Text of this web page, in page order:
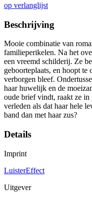
op verlanglijst
Beschrijving
Mooie combinatie van
familieperikelen. Na het
een vreemd schilderij. Ze
geboorteplaats, en hoopt
verborgen bleef.
haar huwelijk en de
oude brief vindt, raakt ze
verleden als dat haar hele
band dan met haar zus?
Details
Imprint
LuisterEffect
Uitgever